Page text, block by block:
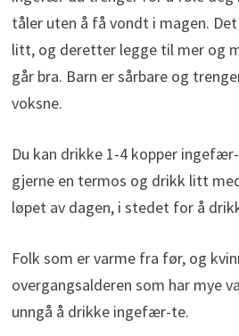
tåler uten å få vondt i magen.
litt, og deretter legge til mer og
går bra. Barn er sårbare og
voksne.
Du kan drikke 1-4 kopper
gjerne en termos og drikk litt
løpet av dagen, i stedet for å
Folk som er varme fra før, og
overgangsalderen som har mye
unngå å drikke ingefær-te.